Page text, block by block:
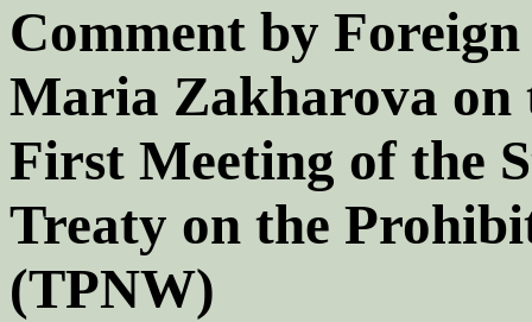
Comment by
Maria Zakharova on
First Meeting of the
Treaty on the
(TPNW)